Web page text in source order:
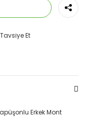
Tavsiye Et
Erkek Mont